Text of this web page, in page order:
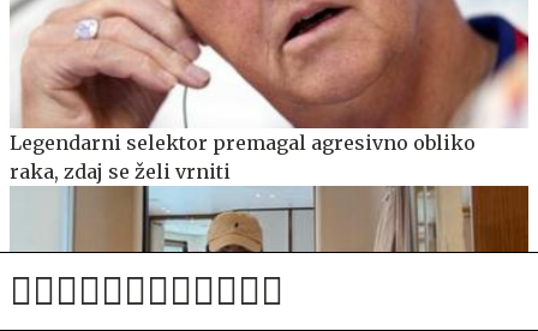
Legendarni selektor premagal agresivno obliko
raka, zdaj se želi vrniti